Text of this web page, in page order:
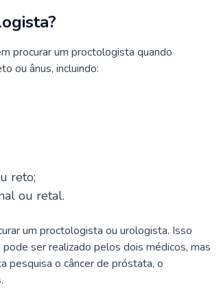
procurar um proctologista quando
ou ânus, incluindo:
reto;
ou retal.
um proctologista ou urologista. Isso
ser realizado pelos dois médicos, mas
pesquisa o câncer de próstata, o